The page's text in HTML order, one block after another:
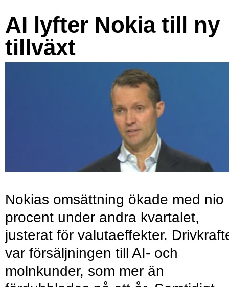
AI lyfter Nokia till ny
tillväxt
Nokias omsättning ökade med nio
procent under andra kvartalet,
justerat för valutaeffekter.
var försäljningen till AI- och
molnkunder, som mer än